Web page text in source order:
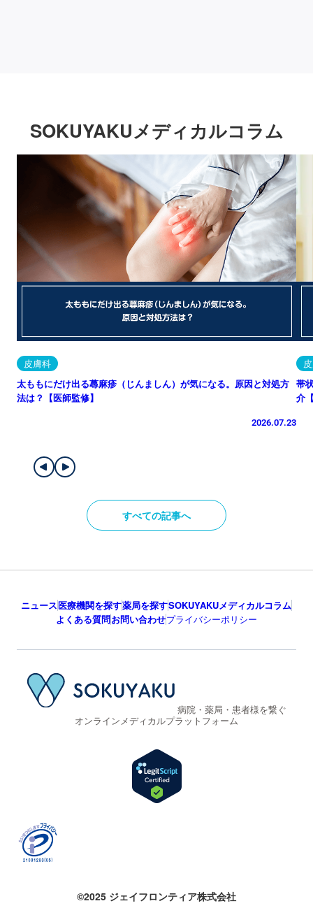
SOKUYAKUメディカルコラム
皮膚科
太ももにだけ出る蕁麻疹（じんましん）が気になる。原因と対処方
法は？【医師監修】
2026.07.23
帯
介
すべての記事へ
ニュース医療機関を探す薬局を探すSOKUYAKUメディカルコラム
よくある質問お問い合わせプライバシーポリシー
病院・薬局・患者様を繋ぐ
オンラインメディカルプラットフォーム
©2025 ジェイフロンティア株式会社